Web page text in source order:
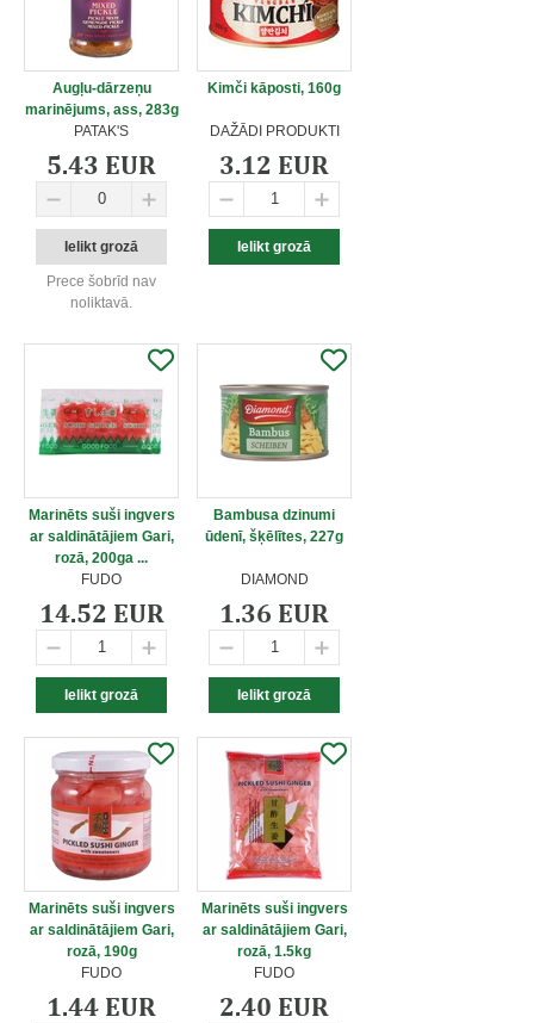
Augļu-dārzeņu
marinējums, ass, 283g
PATAK'S
5.43 EUR
Prece šobrīd nav
noliktavā.
Kimči kāposti, 160g
DAŽĀDI PRODUKTI
3.12 EUR
Marinēts suši ingvers
ar saldinātājiem Gari,
rozā, 200ga ...
FUDO
14.52 EUR
Bambusa dzinumi
ūdenī, šķēlītes, 227g
DIAMOND
1.36 EUR
Marinēts suši ingvers
ar saldinātājiem Gari,
rozā, 190g
FUDO
1.44 EUR
Marinēts suši ingvers
ar saldinātājiem Gari,
rozā, 1.5kg
FUDO
2.40 EUR